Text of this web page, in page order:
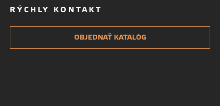
RÝCHLY KONTAKT
OBJEDNAŤ KATALÓG